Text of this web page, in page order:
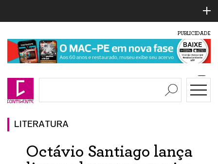
PUBLICIDADE
LITERATURA
Octávio Santiago lança